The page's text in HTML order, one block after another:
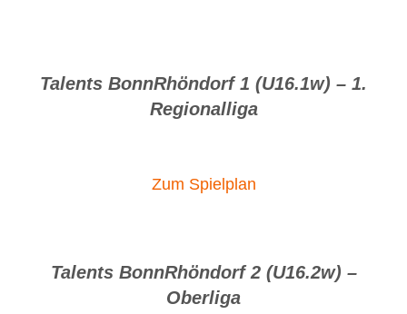
Talents BonnRhöndorf 1 (U16.1w) – 1.
Regionalliga
Zum Spielplan
Talents BonnRhöndorf 2 (U16.2w) –
Oberliga